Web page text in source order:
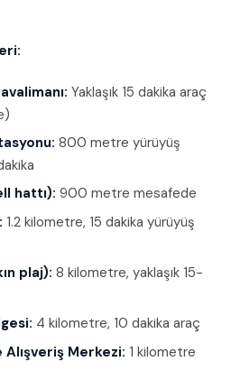
Yaklaşık 15 dakika araç
800 metre yürüyüş
hattı): 900 metre mesafede
1.2 kilometre, 15 dakika yürüyüş
plaj): 8 kilometre, yaklaşık 15-
4 kilometre, 10 dakika araç
Merkezi: 1 kilometre